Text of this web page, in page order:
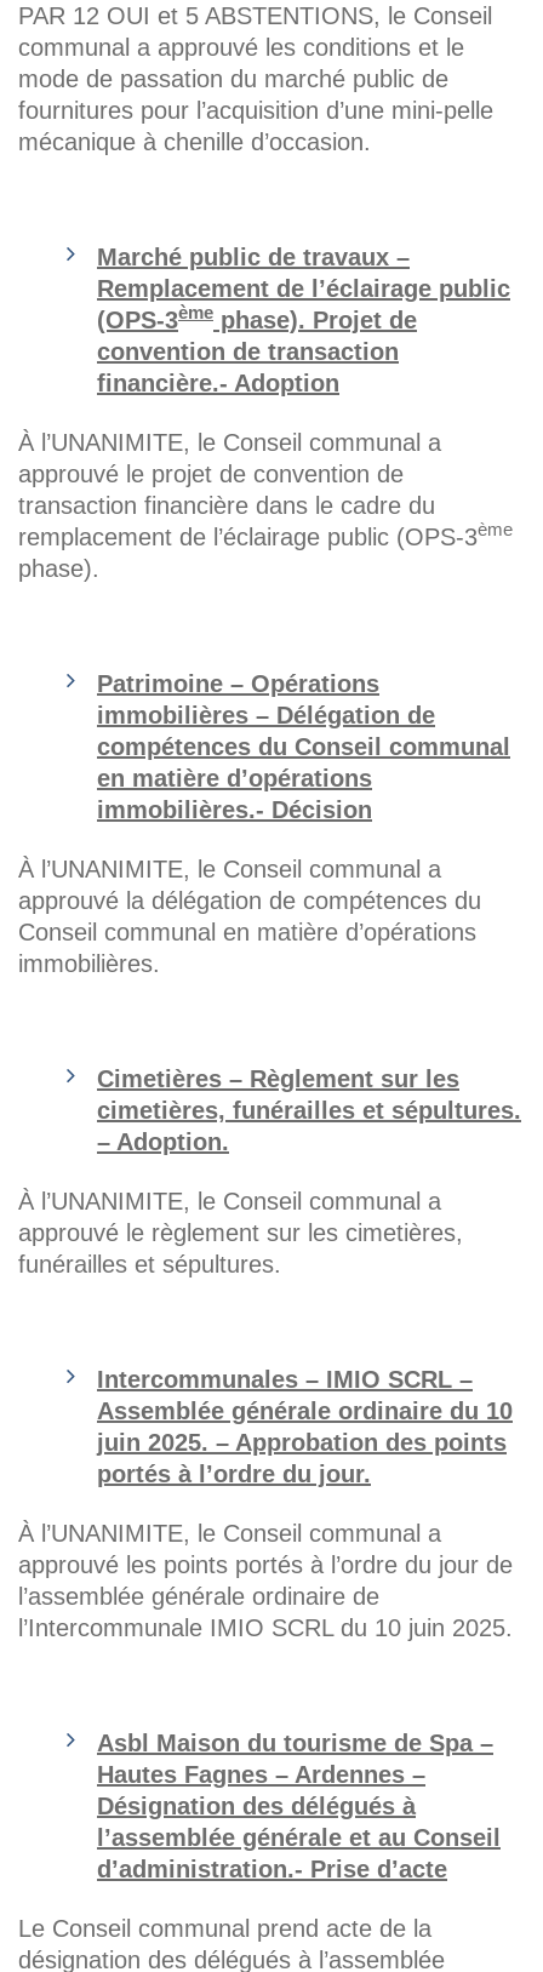
PAR 12 OUI et 5 ABSTENTIONS, le Conseil
communal a approuvé les conditions et le
mode de passation du marché public de
fournitures pour l’acquisition d’une mini-pelle
mécanique à chenille d’occasion.
Marché public de travaux –
Remplacement de l’éclairage public
(OPS-3ème phase). Projet de
convention de transaction
financière.- Adoption
À l’UNANIMITE, le Conseil communal a
approuvé le projet de convention de
transaction financière dans le cadre du
remplacement de l’éclairage public (OPS-3ème
phase).
Patrimoine – Opérations
immobilières – Délégation de
compétences du Conseil communal
en matière d’opérations
immobilières.- Décision
À l’UNANIMITE, le Conseil communal a
approuvé la délégation de compétences du
Conseil communal en matière d’opérations
immobilières.
Cimetières – Règlement sur les
cimetières, funérailles et sépultures.
– Adoption.
À l’UNANIMITE, le Conseil communal a
approuvé le règlement sur les cimetières,
funérailles et sépultures.
Intercommunales – IMIO SCRL –
Assemblée générale ordinaire du 10
juin 2025. – Approbation des points
portés à l’ordre du jour.
À l’UNANIMITE, le Conseil communal a
approuvé les points portés à l’ordre du jour de
l’assemblée générale ordinaire de
l’Intercommunale IMIO SCRL du 10 juin 2025.
Asbl Maison du tourisme de Spa –
Hautes Fagnes – Ardennes –
Désignation des délégués à
l’assemblée générale et au Conseil
d’administration.- Prise d’acte
Le Conseil communal prend acte de la
désignation des délégués à l’assemblée